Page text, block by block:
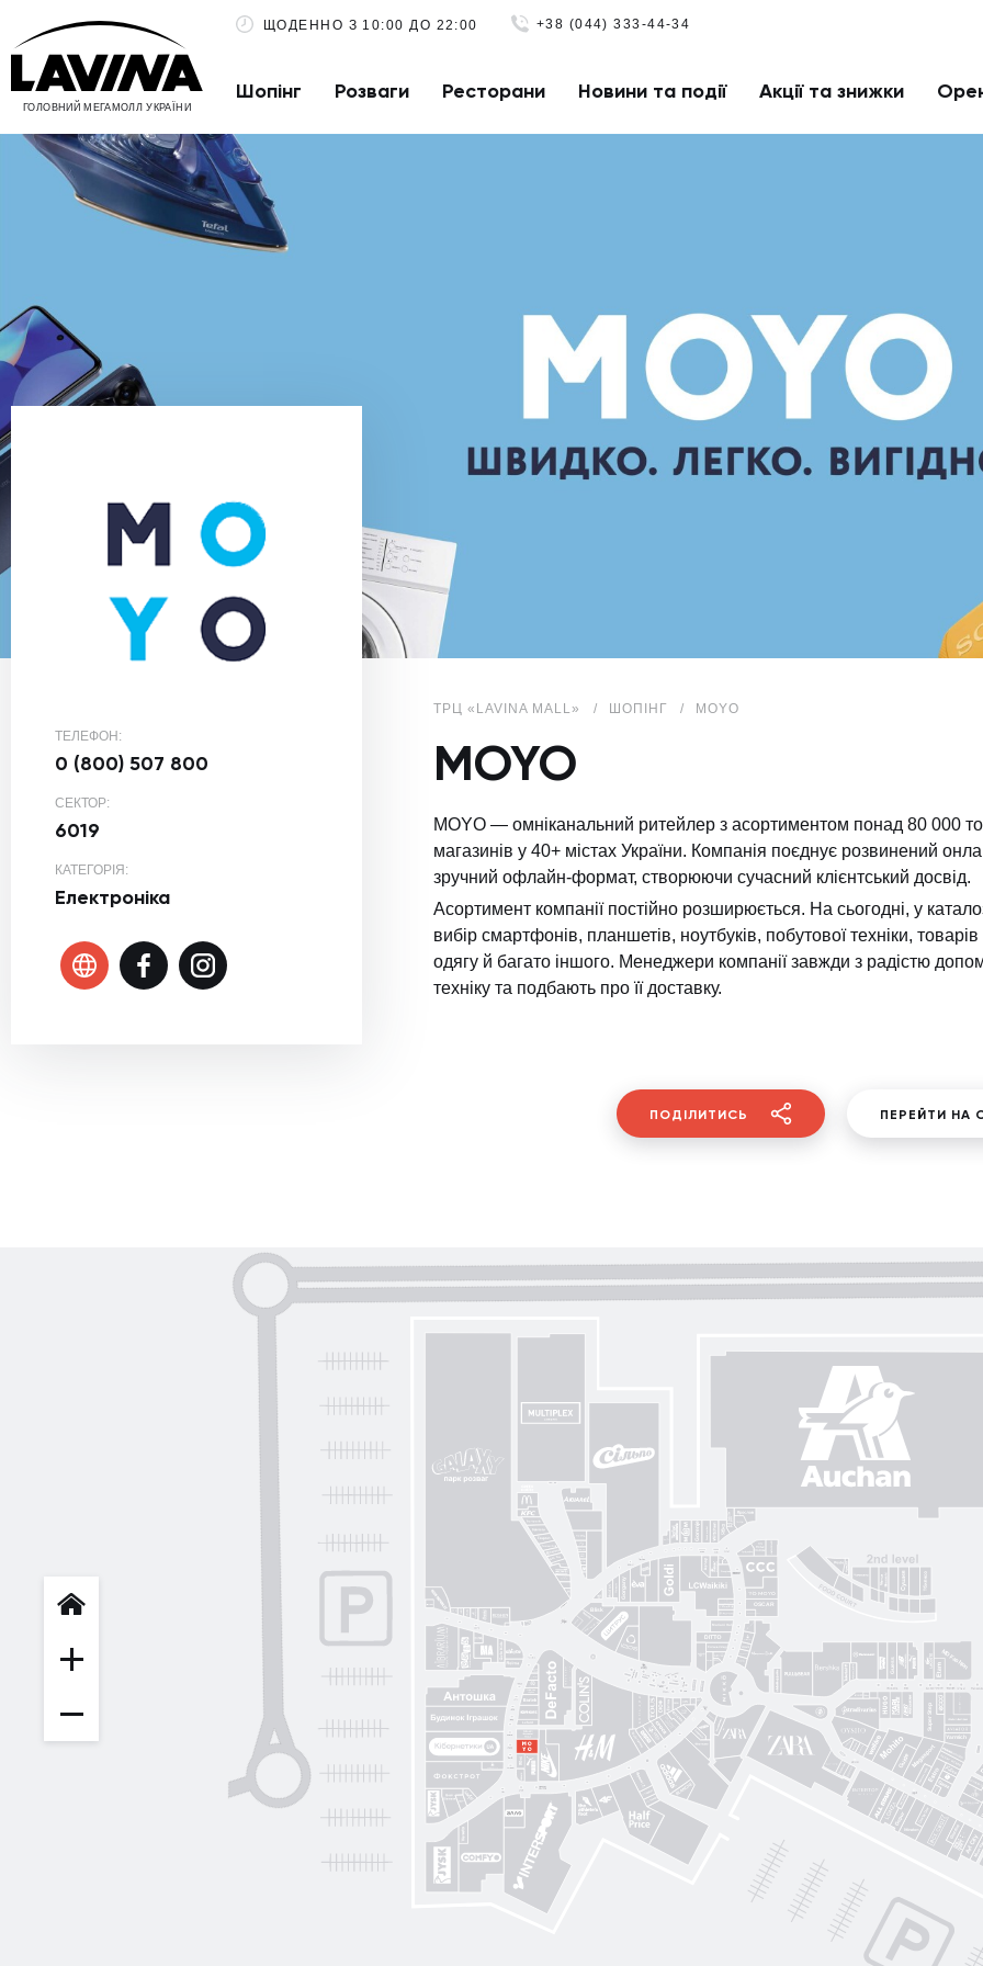
ГОЛОВНИЙ МЕГАМОЛЛ УКРАЇНИ
ЩОДЕННО З 10:00 ДО 22:00 +38 (044) 333-44-34
Шопінг Розваги Ресторани Новини та події Акції та знижки
ТЕЛЕФОН:
0 (800) 507 800
СЕКТОР:
6019
КАТЕГОРІЯ:
Електроніка
ТРЦ «LAVINA MALL» ШОПІНГ MOYO
MOYO
MOYO — омніканальний ритейлер з асортиментом понад 80 000
магазинів у 40+ містах України. Компанія поєднує розвинений
зручний офлайн-формат, створюючи сучасний клієнтський досвід.
Асортимент компанії постійно розширюється. На сьогодні, у
вибір смартфонів, планшетів, ноутбуків, побутової техніки,
одягу й багато іншого. Менеджери компанії завжди з радістю
техніку та подбають про її доставку.
ПОДІЛИТИСЬ ПЕРЕЙТИ НА
Art City
Guide
Guess
Super Step
Yarmich
MD Fashion
Авіація Галичини
Sкріпка
Lefard
Intimissimi UOMO
Blisk
Gorgany
Gorenje
Proзріння
Mariani Italy
OSCAR
Sushi Nice